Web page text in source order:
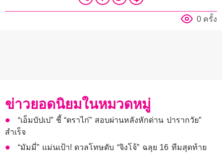
0 ครั้ง
ข่าวยอดนิยมในหมวดหมู่
“เอ็มบัปเป” ชี้ “ตราไก่” สอบผ่านหลังหักด่าน ปารากวัย”
สำเร็จ
“มัมมี่” แม่นเป้า! ดวลโทษดับ “จิงโจ้” ฉลุย 16 ทีมสุดท้าย